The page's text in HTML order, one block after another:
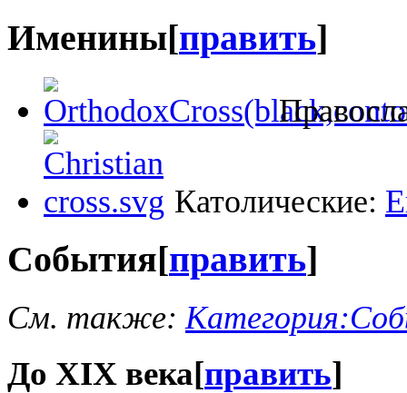
Именины[править]
Католические:
События[править]
См. также:
До XIX века[править]